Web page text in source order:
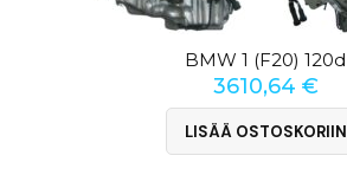
BMW 1 (F20) 120d
3610,64 €
LISÄÄ OSTOSKORIIN